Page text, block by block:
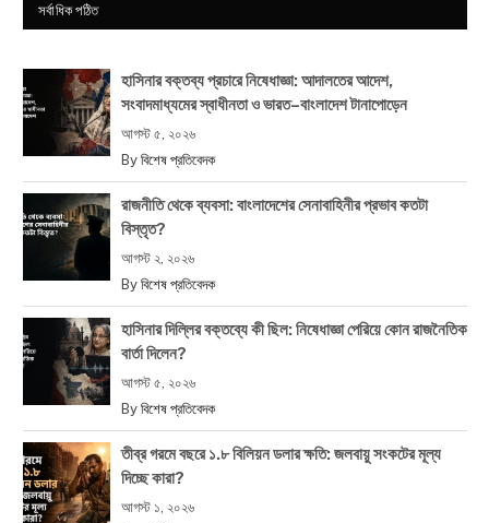
সর্বাধিক পঠিত
হাসিনার বক্তব্য প্রচারে নিষেধাজ্ঞা: আদালতের আদেশ,
সংবাদমাধ্যমের স্বাধীনতা ও ভারত–বাংলাদেশ টানাপোড়েন
আগস্ট ৫, ২০২৬
By বিশেষ প্রতিবেদক
রাজনীতি থেকে ব্যবসা: বাংলাদেশের সেনাবাহিনীর প্রভাব কতটা
বিস্তৃত?
আগস্ট ২, ২০২৬
By বিশেষ প্রতিবেদক
হাসিনার দিল্লির বক্তব্যে কী ছিল: নিষেধাজ্ঞা পেরিয়ে কোন রাজনৈতিক
বার্তা দিলেন?
আগস্ট ৫, ২০২৬
By বিশেষ প্রতিবেদক
তীব্র গরমে বছরে ১.৮ বিলিয়ন ডলার ক্ষতি: জলবায়ু সংকটের মূল্য
দিচ্ছে কারা?
আগস্ট ১, ২০২৬